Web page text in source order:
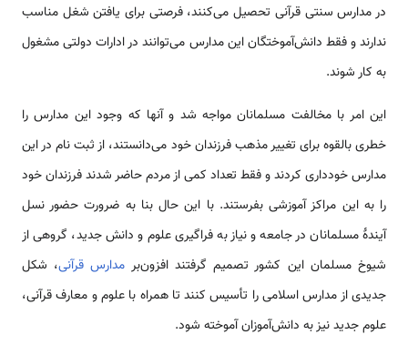
در مدارس سنتی قرآنی تحصیل می‌کنند، فرصتی برای یافتن شغل مناسب
ندارند و فقط دانش‌آموختگان این مدارس می‌توانند در ادارات دولتی مشغول
به کار شوند.
این امر با مخالفت مسلمانان مواجه شد و آنها که وجود این مدارس را
خطری بالقوه برای تغییر مذهب فرزندان خود می‌دانستند، از ثبت نام در این
مدارس خودداری کردند و فقط تعداد کمی از مردم حاضر شدند فرزندان خود
را به این مراکز آموزشی بفرستند. با این حال بنا به ضرورت حضور نسل
آیندۀ مسلمانان در جامعه و نیاز به فراگیری علوم و دانش جدید، گروهی از
شیوخ مسلمان این کشور تصمیم گرفتند افزون‌بر مدارس قرآنی، شکل
جدیدی از مدارس اسلامی‌ را تأسیس کنند تا همراه با علوم و معارف قرآنی،
علوم جدید نیز به دانش‌آموزان آموخته شود.